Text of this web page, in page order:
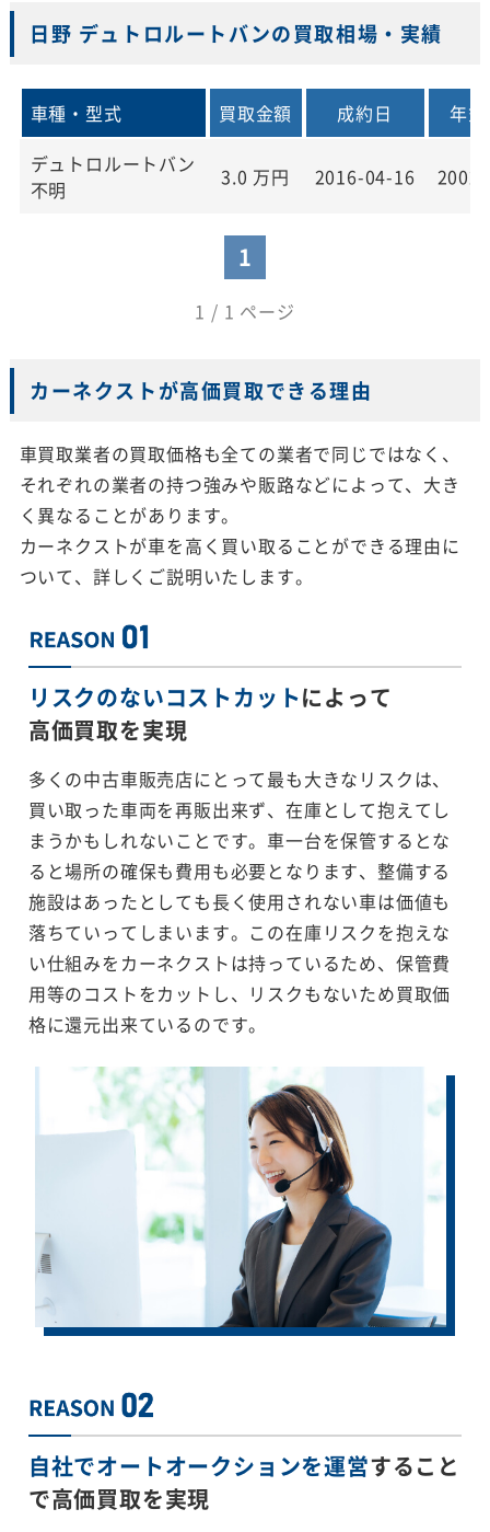
日野 デュトロルートバンの買取相場・実績
車種・型式 買取金額 成約日
年式
デュトロルートバン
不明
3.0 万円 2016-04-16 2002
1
1 / 1 ページ
カーネクストが高価買取できる理由
車買取業者の買取価格も全ての業者で同じではなく、
それぞれの業者の持つ強みや販路などによって、大き
く異なることがあります。
カーネクストが車を高く買い取ることができる理由に
ついて、詳しくご説明いたします。
リスクのないコストカットによって
高価買取を実現
多くの中古車販売店にとって最も大きなリスクは、
買い取った車両を再販出来ず、在庫として抱えてし
まうかもしれないことです。車一台を保管するとな
ると場所の確保も費用も必要となります、整備する
施設はあったとしても長く使用されない車は価値も
落ちていってしまいます。この在庫リスクを抱えな
い仕組みをカーネクストは持っているため、保管費
用等のコストをカットし、リスクもないため買取価
格に還元出来ているのです。
自社でオートオークションを運営すること
で高価買取を実現